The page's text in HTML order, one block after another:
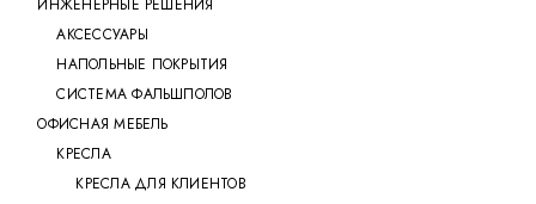
ИНЖЕНЕРНЫЕ РЕШЕНИЯ
АКСЕССУАРЫ
НАПОЛЬНЫЕ ПОКРЫТИЯ
СИСТЕМА ФАЛЬШПОЛОВ
ОФИСНАЯ МЕБЕЛЬ
КРЕСЛА
КРЕСЛА ДЛЯ КЛИЕНТОВ